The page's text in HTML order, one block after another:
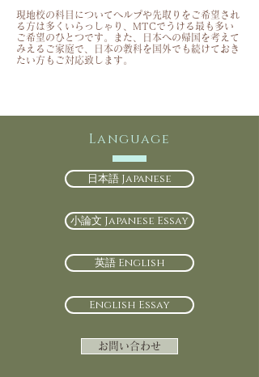
現地校の科目についてヘルプや先取りをご希望され
る方は多くいらっしゃり、MTCでうける最も多い
ご希望のひとつです。また、日本への帰国を考えて
みえるご家庭で、日本の教科を国外でも続けておき
たい方もご対応致します。
Language
日本語 Japanese
小論文 Japanese Essay
英語 English
English Essay
お問い合わせ